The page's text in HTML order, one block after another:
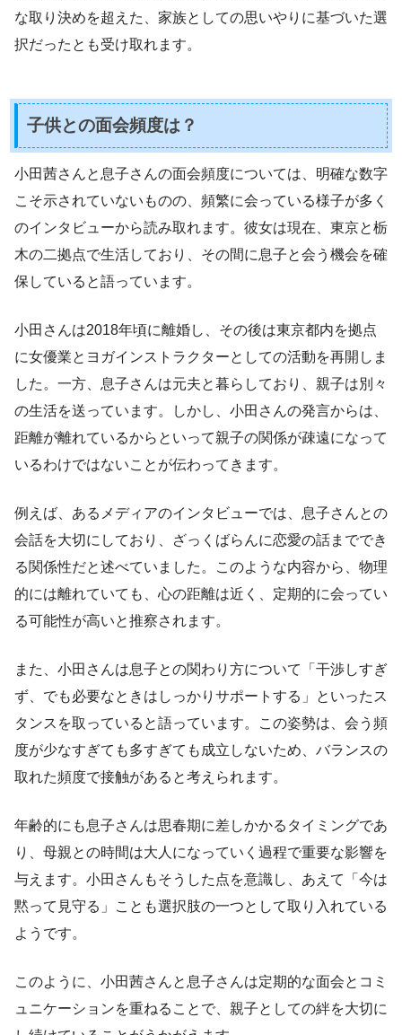
な取り決めを超えた、家族としての思いやりに基づいた選
択だったとも受け取れます。
子供との面会頻度は？
小田茜さんと息子さんの面会頻度については、明確な数字
こそ示されていないものの、頻繁に会っている様子が多く
のインタビューから読み取れます。彼女は現在、東京と栃
木の二拠点で生活しており、その間に息子と会う機会を確
保していると語っています。
小田さんは2018年頃に離婚し、その後は東京都内を拠点
に女優業とヨガインストラクターとしての活動を再開しま
した。一方、息子さんは元夫と暮らしており、親子は別々
の生活を送っています。しかし、小田さんの発言からは、
距離が離れているからといって親子の関係が疎遠になって
いるわけではないことが伝わってきます。
例えば、あるメディアのインタビューでは、息子さんとの
会話を大切にしており、ざっくばらんに恋愛の話まででき
る関係性だと述べていました。このような内容から、物理
的には離れていても、心の距離は近く、定期的に会ってい
る可能性が高いと推察されます。
また、小田さんは息子との関わり方について「干渉しすぎ
ず、でも必要なときはしっかりサポートする」といったス
タンスを取っていると語っています。この姿勢は、会う頻
度が少なすぎても多すぎても成立しないため、バランスの
取れた頻度で接触があると考えられます。
年齢的にも息子さんは思春期に差しかかるタイミングであ
り、母親との時間は大人になっていく過程で重要な影響を
与えます。小田さんもそうした点を意識し、あえて「今は
黙って見守る」ことも選択肢の一つとして取り入れている
ようです。
このように、小田茜さんと息子さんは定期的な面会とコミ
ュニケーションを重ねることで、親子としての絆を大切に